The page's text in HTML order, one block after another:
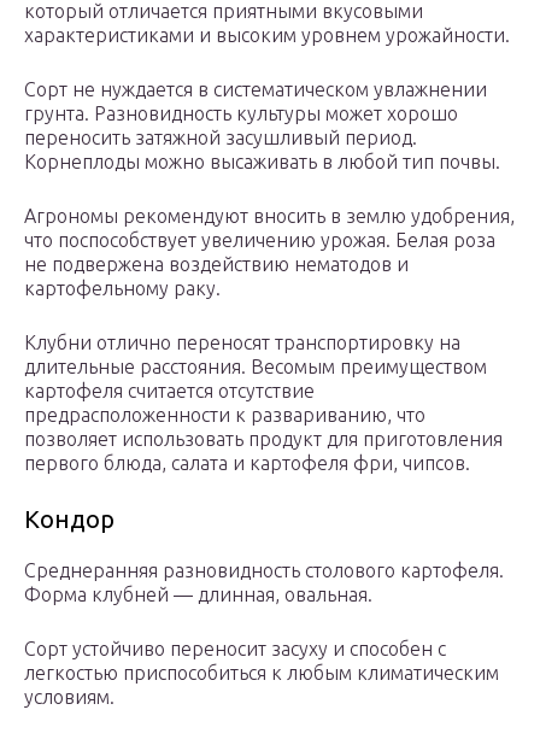
который отличается приятными вкусовыми
характеристиками и высоким уровнем урожайности.
Сорт не нуждается в систематическом увлажнении
грунта. Разновидность культуры может хорошо
переносить затяжной засушливый период.
Корнеплоды можно высаживать в любой тип почвы.
Агрономы рекомендуют вносить в землю удобрения,
что поспособствует увеличению урожая. Белая роза
не подвержена воздействию нематодов и
картофельному раку.
Клубни отлично переносят транспортировку на
длительные расстояния. Весомым преимуществом
картофеля считается отсутствие
предрасположенности к развариванию, что
позволяет использовать продукт для приготовления
первого блюда, салата и картофеля фри, чипсов.
Кондор
Среднеранняя разновидность столового картофеля.
Форма клубней — длинная, овальная.
Сорт устойчиво переносит засуху и способен с
легкостью приспособиться к любым климатическим
условиям.